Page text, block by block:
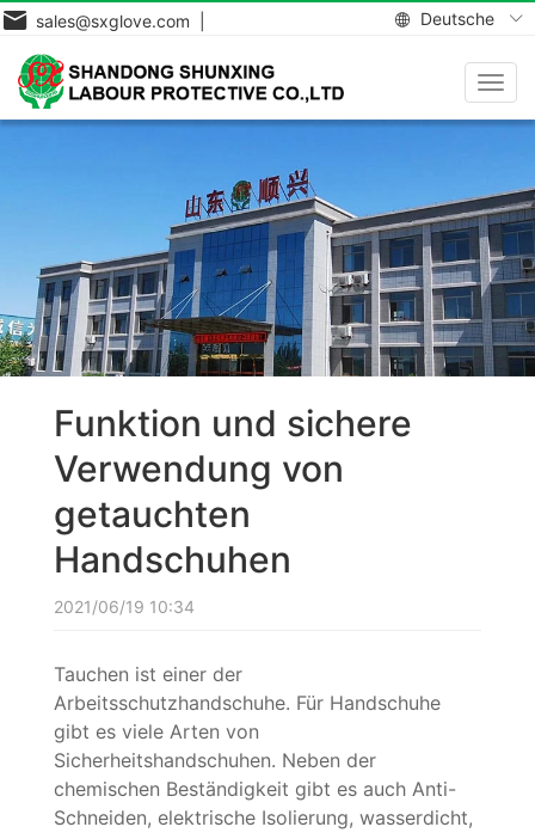
Deutsche
sales@sxglove.com |
Funktion und sichere
Verwendung von
getauchten
Handschuhen
2021/06/19 10:34
Tauchen ist einer der
Arbeitsschutzhandschuhe. Für Handschuhe
gibt es viele Arten von
Sicherheitshandschuhen. Neben der
chemischen Beständigkeit gibt es auch Anti-
Schneiden, elektrische Isolierung, wasserdicht,